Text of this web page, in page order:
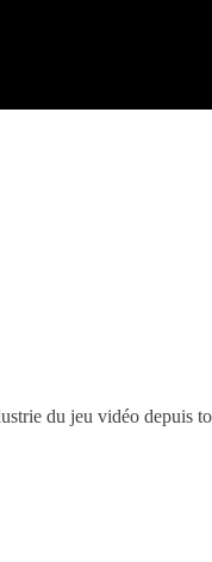
du jeu vidéo depuis